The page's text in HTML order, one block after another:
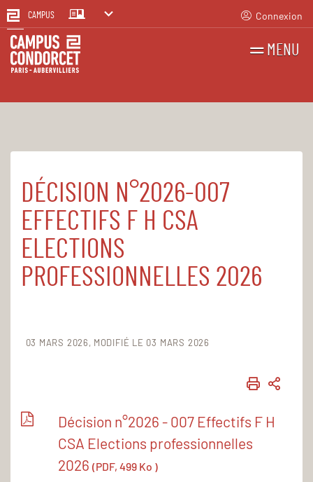
CAMPUS Connexion
MENU
Accueil Le Campus
Établissement public
Registre des actes administratifs
DÉCISION N°2026-007
EFFECTIFS F H CSA
ELECTIONS
PROFESSIONNELLES 2026
03 MARS 2026 MODIFIÉ LE 03 MARS 2026
Décision n°2026 - 007 Effectifs F H
CSA Elections professionnelles
2026 (PDF, 499 Ko )